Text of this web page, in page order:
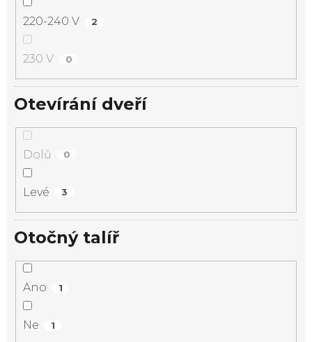
220-240 V 2
230 V 0
Otevírání dveří
Dolů 0
Levé 3
Otočný talíř
Ano 1
Ne 1